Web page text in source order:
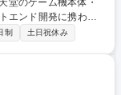
エンド開発に携わっ
Storeなど任天堂
天堂はNintendo Sw
でWebフロントエン
制 土日祝休み